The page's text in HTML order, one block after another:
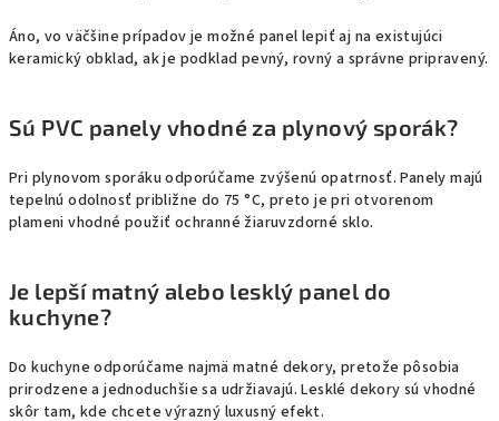
Áno, vo väčšine prípadov je možné panel lepiť aj na existujúci
keramický obklad, ak je podklad pevný, rovný a správne pripravený.
Sú PVC panely vhodné za plynový sporák?
Pri plynovom sporáku odporúčame zvýšenú opatrnosť. Panely majú
tepelnú odolnosť približne do 75 °C, preto je pri otvorenom
plameni vhodné použiť ochranné žiaruvzdorné sklo.
Je lepší matný alebo lesklý panel do
kuchyne?
Do kuchyne odporúčame najmä matné dekory, pretože pôsobia
prirodzene a jednoduchšie sa udržiavajú. Lesklé dekory sú vhodné
skôr tam, kde chcete výrazný luxusný efekt.